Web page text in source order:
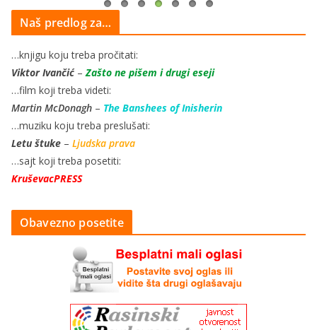
Naš predlog za…
…knjigu koju treba pročitati:
Viktor Ivančić–Zašto ne pišem i drugi eseji
…film koji treba videti:
Martin McDonagh – The Banshees of Inisherin
…muziku koju treba preslušati:
Letu štuke – Ljudska prava
…sajt koji treba posetiti:
KruševacPRESS
Obavezno posetite